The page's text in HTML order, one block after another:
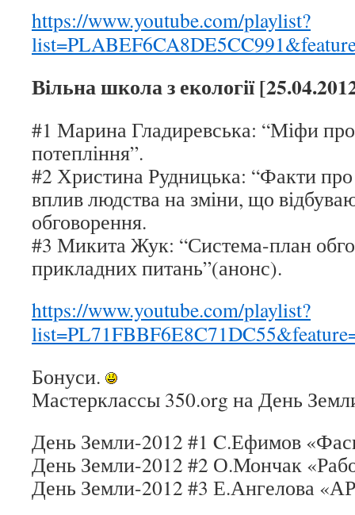
https://www.youtube.com/playlist?
Вільна школа з екології
#1 Марина Гладиревська: “Міфи
потепління”.
#2 Христина Рудницька: “Факти про
вплив людства на зміни, що
обговорення.
#3 Микита Жук: “Система-план
прикладних питань”(анонс).
https://www.youtube.com/playlist?
Бонуси.
Мастерклассы 350.org на День
День Земли-2012 #1 C.Ефимов
День Земли-2012 #2 О.Мончак
День Земли-2012 #3 Е.Ангелова